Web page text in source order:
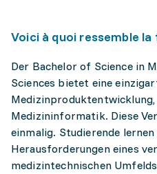
Voici à quoi ressemble
Der Bachelor of Science in
Sciences bietet eine
Medizinproduktentwicklung,
Medizininformatik. Diese
einmalig. Studierende
Herausforderungen eines
medizintechnischen